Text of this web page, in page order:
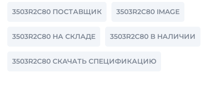
3503R2C80 ПОСТАВЩИК 3503R2C80 IMAGE
3503R2C80 НА СКЛАДЕ 3503R2C80 В НАЛИЧИИ
3503R2C80 СКАЧАТЬ СПЕЦИФИКАЦИЮ